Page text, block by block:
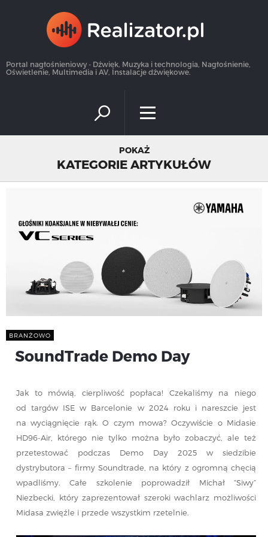
Portal nagłośnieniowy - Dźwięk, Muzyka i technologia, Nagłośnienie,
Oświetlenie, Multimedia i AV, Instalacje dźwiękowe.
POKAŻ
KATEGORIE ARTYKUŁÓW
BRANŻOWO
SoundTrade Demo Day
Jak to mówią, cierpliwość popłaca! Czekaliśmy na niego
od targów ISE w Barcelonie w 2024 roku i nareszcie jest
na wyciągnięcie rąk. O czym mowa? Oczywiście o Midasie
HD96-Air, którego nie tylko można było zobaczyć, ale też
przetestować podczas Demo Day 2025 w siedzibie
dystrybutora – firmy Soundtrade, na który z ogromną chęcią
wpadliśmy. Całe szkolenie poprowadził Michał “Siwy”
Niezbecki, który zaprezentował szeroki wachlarz możliwości
Midasa zwięźle i przede wszystkim rzetelnie.